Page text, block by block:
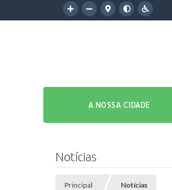
A NOSSA CIDADE
Notícias
Principal Notícias